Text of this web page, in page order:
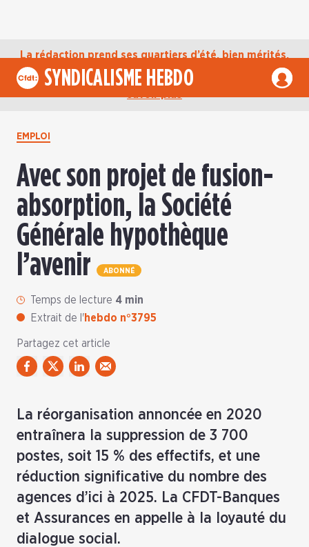
La rédaction prend ses quartiers d’été, bien mérités,
jusqu’au mardi 1er septembre. D’ici là, retrouvez
l’actualité de la CFDT sur notre compte Bluesky. En
SYNDICALISME HEBDO
EMPLOI
Avec son projet de fusion-
absorption, la Société
Générale hypothèque
l’avenir
ABONNÉ
Temps de lecture 4 min
Extrait de l'hebdo n°3795
Partagez cet article
La réorganisation annoncée en 2020
entraînera la suppression de 3 700
postes, soit 15 % des effectifs, et une
réduction significative du nombre des
agences d’ici à 2025. La CFDT-Banques
et Assurances en appelle à la loyauté du
dialogue social.